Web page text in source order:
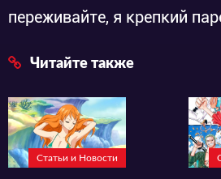
переживайте, я крепкий
Читайте также
Статьи и Новости